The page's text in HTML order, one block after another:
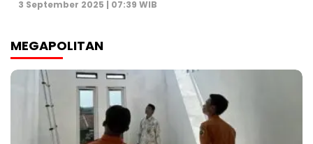
3 September 2025 | 07:39 WIB
MEGAPOLITAN